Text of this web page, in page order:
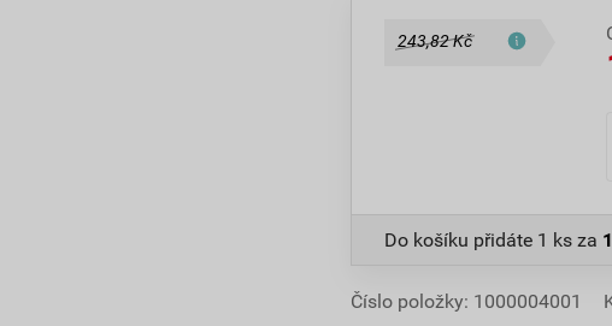
243,82 Kč
Do košíku přidáte 1 ks za
Číslo položky: 1000004001